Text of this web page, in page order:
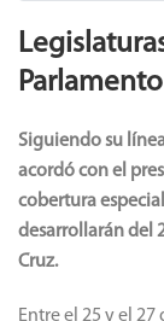
Siguiendo su
acordó con el
cobertura
desarrollarán del
Cruz.
Entre el 25 y el 27